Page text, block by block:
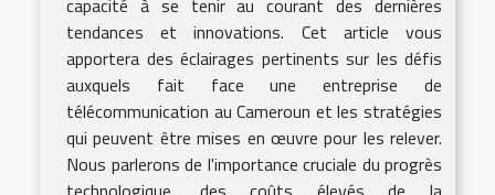
capacité à se tenir au courant des dernières
tendances et innovations. Cet article vous
apportera des éclairages pertinents sur les défis
auxquels fait face une entreprise de
télécommunication au Cameroun et les stratégies
qui peuvent être mises en œuvre pour les relever.
Nous parlerons de l'importance cruciale du progrès